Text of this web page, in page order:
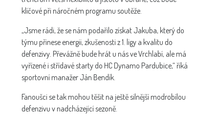
klíčové při náročném programu soutěže.
„Jsme rádi, že se nám podařilo získat Jakuba, který do
týmu přinese energii, zkušenosti z 1. ligy a kvalitu do
defenzivy. Převážně bude hrát u nás ve Vrchlabí, ale má
vyřízené i střídavé starty do HC Dynamo Pardubice,“ říká
sportovní manažer Ján Bendík.
Fanoušci se tak mohou těšit na ještě silnější modrobílou
defenzivu v nadcházející sezoně.